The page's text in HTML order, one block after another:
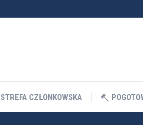
STREFA CZŁONKOWSKA
STREFA CZŁONKOWSKA